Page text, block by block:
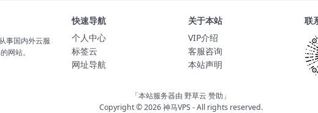
事国内外云服
网站。
快速导航
个人中心
标签云
网址导航
关于本站
VIP介绍
客服咨询
本站声明
联
「本站服务器由 野草云 赞助」
Copyright © 2026神马VPS - All rights reserved.